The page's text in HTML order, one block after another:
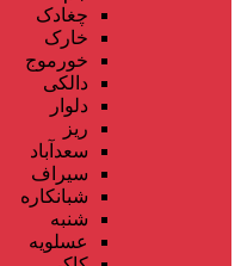
چغادک
خارک
خورموج
دالکی
دلوار
ریز
سعدآباد
سیراف
شبانکاره
شنبه
عسلویه